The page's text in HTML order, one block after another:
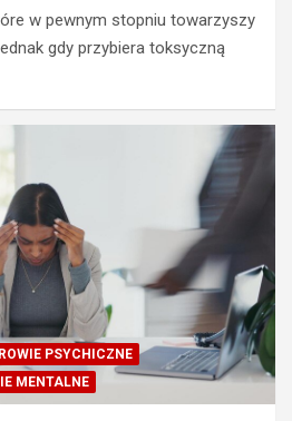
w pewnym stopniu towarzyszy
gdy przybiera toksyczną
PSYCHICZNE
MENTALNE